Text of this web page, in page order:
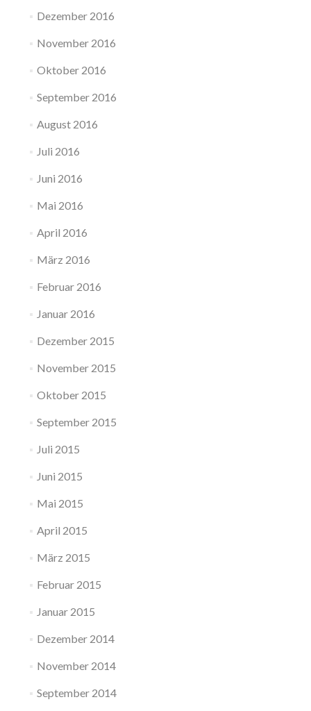
Dezember 2016
November 2016
Oktober 2016
September 2016
August 2016
Juli 2016
Juni 2016
Mai 2016
April 2016
März 2016
Februar 2016
Januar 2016
Dezember 2015
November 2015
Oktober 2015
September 2015
Juli 2015
Juni 2015
Mai 2015
April 2015
März 2015
Februar 2015
Januar 2015
Dezember 2014
November 2014
September 2014